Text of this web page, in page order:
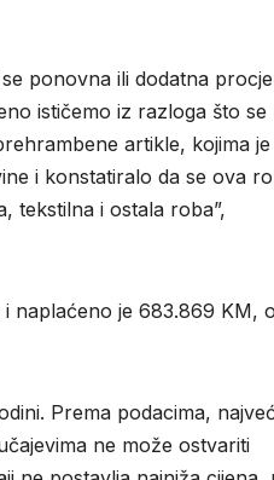
ponovna ili dodatna
ističemo iz razloga što se
artikle, kojima
i konstatiralo da se ova
tekstilna i ostala roba”,
naplaćeno je 683.869 KM,
Prema podacima,
ne može ostvariti